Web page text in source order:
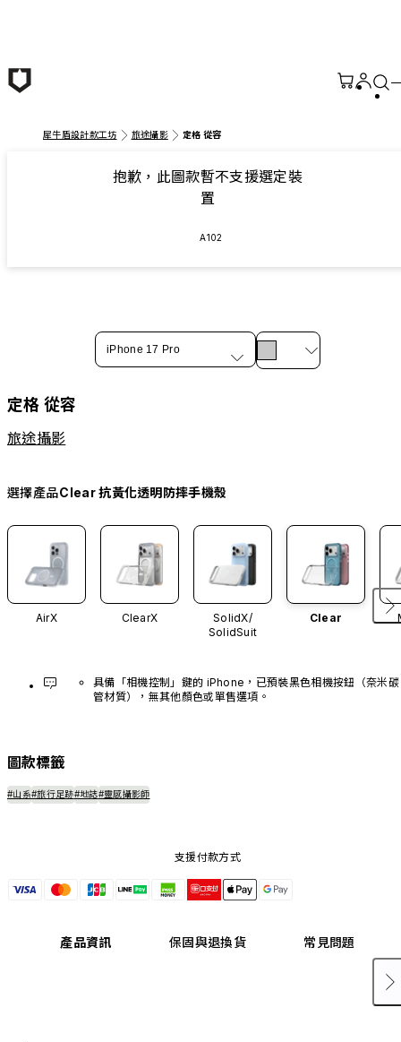
犀牛盾設計款工坊 旅途攝影 定格 從容
抱歉，此圖款暫不支援選定裝
置
A102
iPhone 17 Pro
定格 從容
旅途攝影
選擇產品Clear 抗黃化透明防摔手機殼
AirX ClearX
SolidX/
SolidSuit
Clear
具備「相機控制」鍵的 iPhone，已預裝黑色相機按鈕（奈米碳
管材質），無其他顏色或單售選項。
圖款標籤
#山系#旅行足跡#地誌#靈感攝影師
支援付款方式
產品資訊 保固與退換貨 常見問題